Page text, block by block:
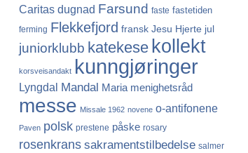
Caritas dugnad Farsund faste fastetiden
ferming Flekkefjord fransk Jesu Hjerte jul
juniorklubb katekese kollekt
korsveisandakt kunngjøringer
Lyngdal Mandal Maria menighetsråd
messe Missale 1962 novene o-antifonene
Paven polsk prestene påske rosary
rosenkrans sakramentstilbedelse salmer